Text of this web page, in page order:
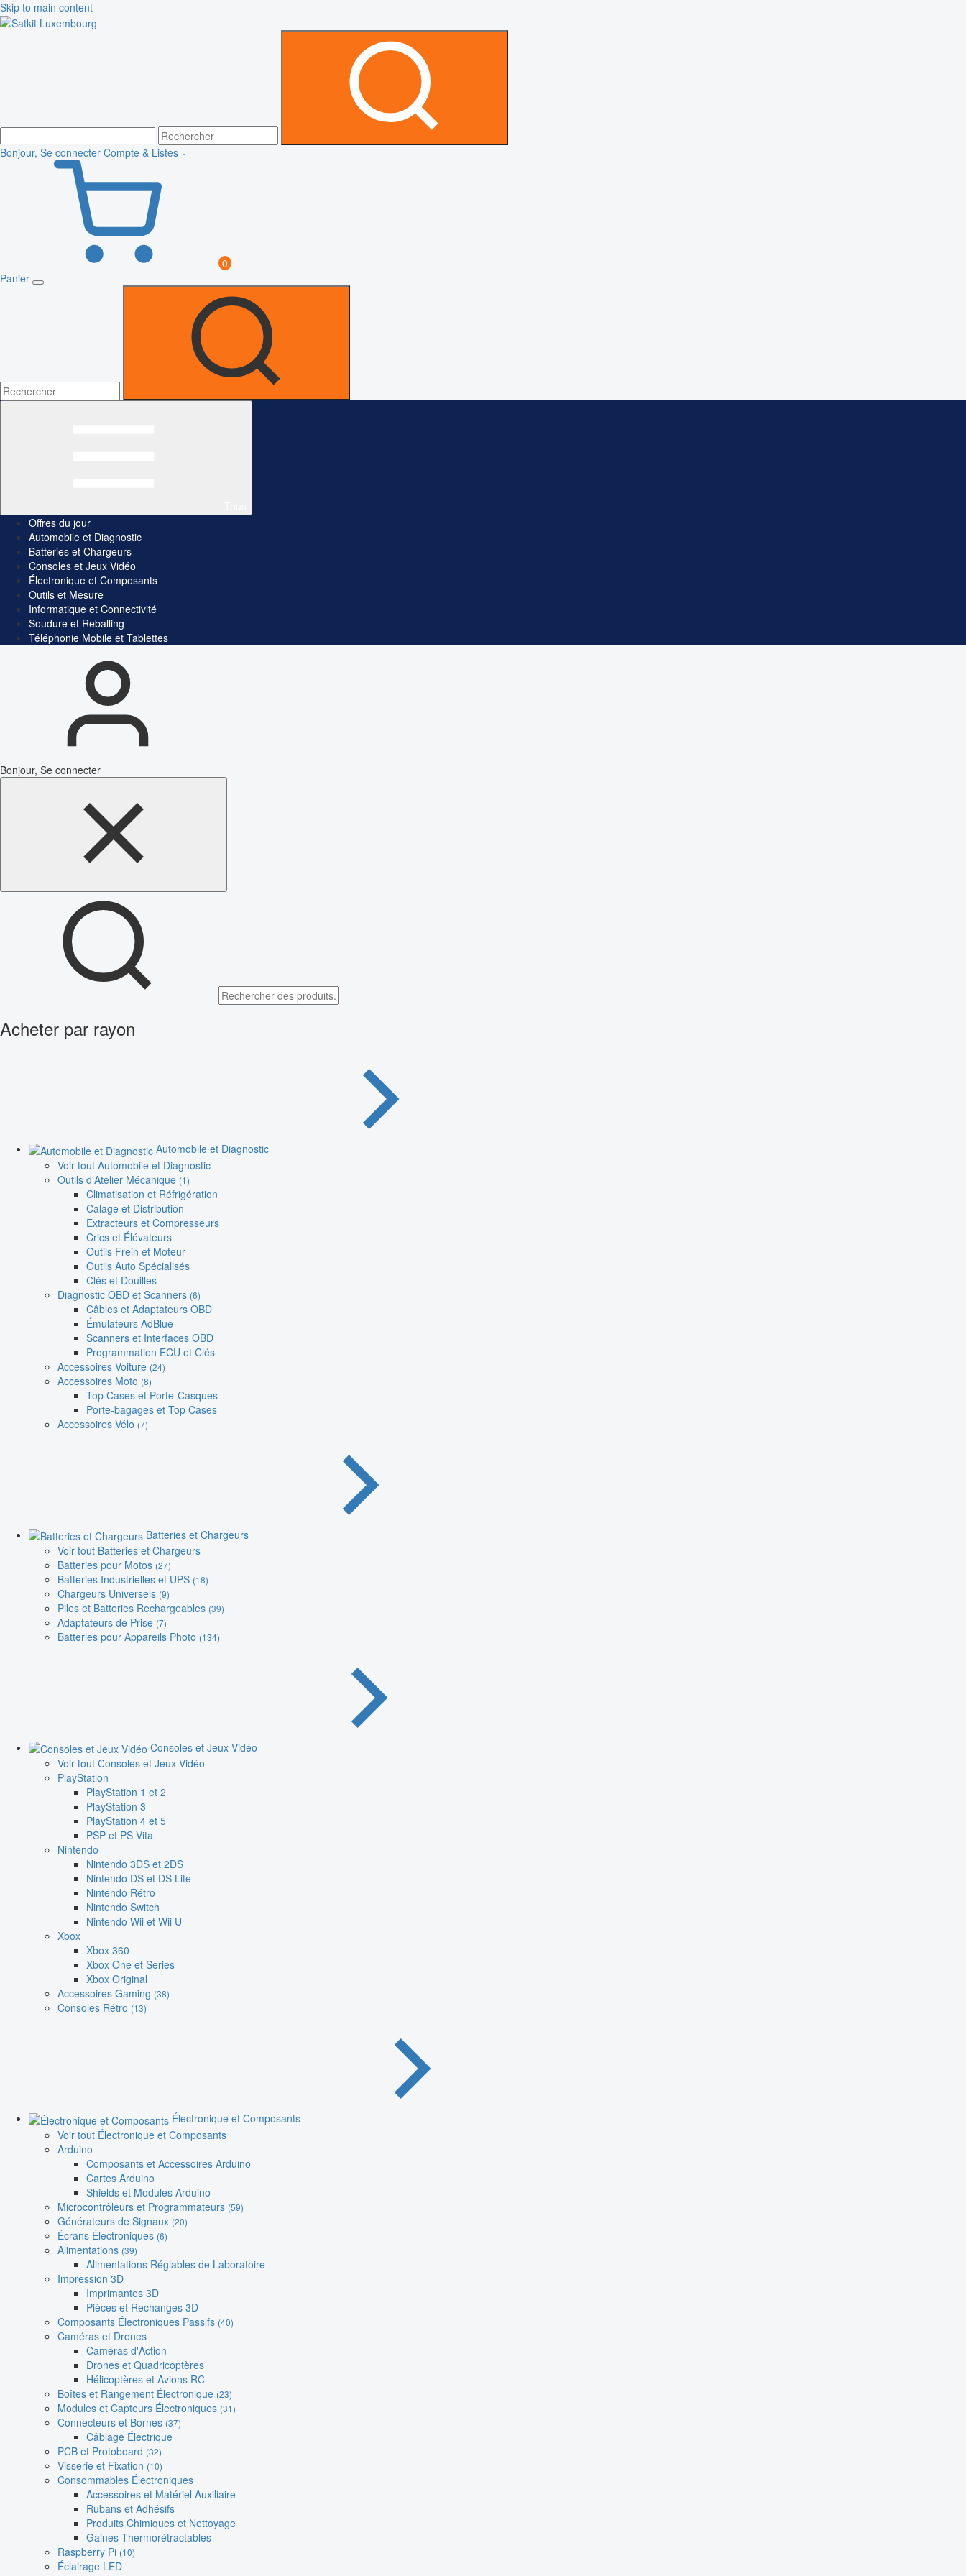
Skip to main content
Bonjour, Se connecter Compte & Listes
0
Panier
Offres du jour
Automobile et Diagnostic
Batteries et Chargeurs
Consoles et Jeux Vidéo
Électronique et Composants
Outils et Mesure
Informatique et Connectivité
Soudure et Reballing
Téléphonie Mobile et Tablettes
Bonjour, Se connecter
Acheter par rayon
Automobile et Diagnostic
Voir tout Automobile et Diagnostic
Outils d'Atelier Mécanique (1)
Climatisation et Réfrigération
Calage et Distribution
Extracteurs et Compresseurs
Crics et Élévateurs
Outils Frein et Moteur
Outils Auto Spécialisés
Clés et Douilles
Diagnostic OBD et Scanners (6)
Câbles et Adaptateurs OBD
Émulateurs AdBlue
Scanners et Interfaces OBD
Programmation ECU et Clés
Accessoires Voiture (24)
Accessoires Moto (8)
Top Cases et Porte-Casques
Porte-bagages et Top Cases
Accessoires Vélo (7)
Batteries et Chargeurs
Voir tout Batteries et Chargeurs
Batteries pour Motos (27)
Batteries Industrielles et UPS (18)
Chargeurs Universels (9)
Piles et Batteries Rechargeables (39)
Adaptateurs de Prise (7)
Batteries pour Appareils Photo (134)
Consoles et Jeux Vidéo
Voir tout Consoles et Jeux Vidéo
PlayStation
PlayStation 1 et 2
PlayStation 3
PlayStation 4 et 5
PSP et PS Vita
Nintendo
Nintendo 3DS et 2DS
Nintendo DS et DS Lite
Nintendo Rétro
Nintendo Switch
Nintendo Wii et Wii U
Xbox
Xbox 360
Xbox One et Series
Xbox Original
Accessoires Gaming (38)
Consoles Rétro (13)
Électronique et Composants
Voir tout Électronique et Composants
Arduino
Composants et Accessoires Arduino
Cartes Arduino
Shields et Modules Arduino
Microcontrôleurs et Programmateurs (59)
Générateurs de Signaux (20)
Écrans Électroniques (6)
Alimentations (39)
Alimentations Réglables de Laboratoire
Impression 3D
Imprimantes 3D
Pièces et Rechanges 3D
Composants Électroniques Passifs (40)
Caméras et Drones
Caméras d'Action
Drones et Quadricoptères
Hélicoptères et Avions RC
Boîtes et Rangement Électronique (23)
Modules et Capteurs Électroniques (31)
Connecteurs et Bornes (37)
Câblage Électrique
PCB et Protoboard (32)
Visserie et Fixation (10)
Consommables Électroniques
Accessoires et Matériel Auxiliaire
Rubans et Adhésifs
Produits Chimiques et Nettoyage
Gaines Thermorétractables
Raspberry Pi (10)
Éclairage LED